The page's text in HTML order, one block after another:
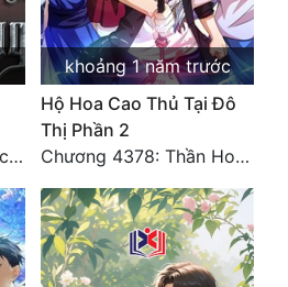
Chương 1956: Đại kết cục
khoảng 1 năm trước
Hộ Hoa Cao Thủ Tại Đô
Thị Phần 2
Chương 4378: Thần Hoàng Hạ Thiên (Đại kết cục) (03)